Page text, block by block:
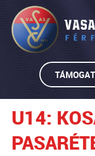
U14: